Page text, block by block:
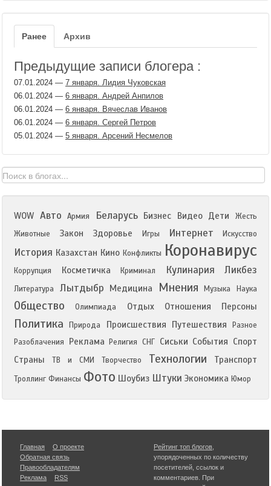
Ранее Архив
Предыдущие записи блогера :
07.01.2024 — 7 января. Лидия Чуковская
06.01.2024 — 6 января. Андрей Анпилов
06.01.2024 — 6 января. Вячеслав Иванов
06.01.2024 — 6 января. Сергей Петров
05.01.2024 — 5 января. Арсений Несмелов
WOW Авто Армия Беларусь Бизнес Видео Дети
Жесть
Животные
Закон Здоровье Игры Интернет Искусство
История Казахстан Кино Конфликты Коронавирус
Коррупция Косметичка Криминал Кулинария Ликбез
Литература Лытдыбр Медицина Мнения Музыка Наука
Общество Олимпиада Отдых Отношения Персоны
Политика Природа Происшествия Путешествия
Разное
Разоблачения
Реклама Религия СНГ Сиськи События Спорт
Страны
ТВ и СМИ Творчество Технологии Транспорт
Троллинг Финансы Фото Шоубиз Штуки Экономика Юмор
Главная
О проекте
Обратная связь
Правообладателям
Реклама
RSS
Рейтинг топ блогов
упорядоченных по количеству
посетителей, ссылок и
комментариев. При